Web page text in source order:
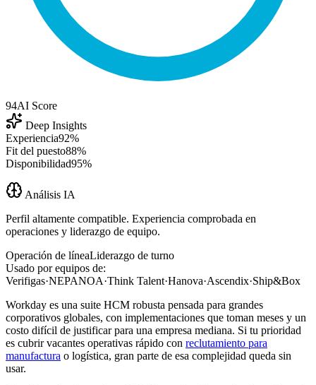
94AI Score
Deep Insights
Experiencia92%
Fit del puesto88%
Disponibilidad95%
Análisis IA
Perfil altamente compatible. Experiencia comprobada en
operaciones y liderazgo de equipo.
Operación de líneaLiderazgo de turno
Usado por equipos de:
Verifigas·NEPANOA·Think Talent·Hanova·Ascendix·Ship&Box
Workday es una suite HCM robusta pensada para grandes
corporativos globales, con implementaciones que toman meses y un
costo difícil de justificar para una empresa mediana. Si tu prioridad
es cubrir vacantes operativas rápido con reclutamiento para
manufactura o logística, gran parte de esa complejidad queda sin
usar.